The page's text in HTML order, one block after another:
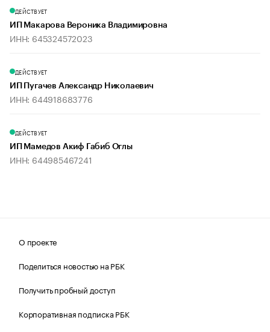
ДЕЙСТВУЕТ
ИП Макарова Вероника Владимировна
ИНН: 645324572023
ДЕЙСТВУЕТ
ИП Пугачев Александр Николаевич
ИНН: 644918683776
ДЕЙСТВУЕТ
ИП Мамедов Акиф Габиб Оглы
ИНН: 644985467241
О проекте
Поделиться новостью на РБК
Получить пробный доступ
Корпоративная подписка РБК